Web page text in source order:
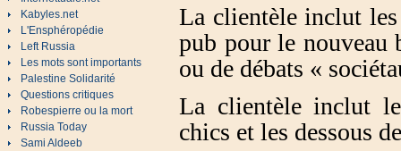
Kabyles.net
L'Ensphéropédie
Left Russia
Les mots sont importants
Palestine Solidarité
Questions critiques
Robespierre ou la mort
Russia Today
Sami Aldeeb
La clientèle inclut les
pub pour le nouveau
ou de débats «
La clientèle inclut
chics et les dessous